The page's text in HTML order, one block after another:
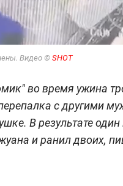
Видео ©SHOT
во время ужина
с другими
В результате один
и ранил двоих,